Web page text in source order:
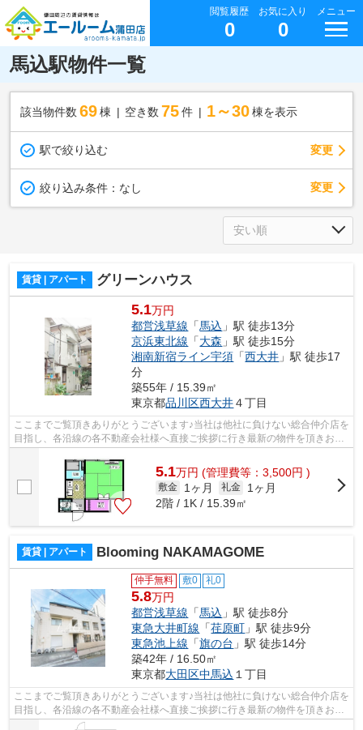
閲覧履歴
0
お気に入り
0
メニュー
馬込駅物件一覧
該当物件数 69棟 空き数 75 件 1～30 棟を表示
駅で絞り込む 変更
絞り込み条件： なし 変更
賃貸 | アパート グリーンハウス
5.1万円
都営浅草線 「馬込 」駅 徒歩13分
京浜東北線 「大森 」駅 徒歩15分
湘南新宿ライン宇須 「西大井 」駅 徒歩17
分
築55年 / 15.39㎡
東京都品川区西大井４丁目
ここまでご覧頂きありがとうございます♪当社は他社に負けない総合仲介店を
目指し、各沿線の各不動産会社様へ直接ご挨拶に行き最新の物件を頂きお客
5.1万円 (管理費等：3,500円 )
敷金 1ヶ月 礼金
1ヶ月
2階 / 1K / 15.39㎡
賃貸 | アパート Blooming NAKAMAGOME
仲手無料 敷0 礼0
5.8万円
都営浅草線 「馬込 」駅 徒歩8分
東急大井町線 「荏原町 」駅 徒歩9分
東急池上線 「旗の台 」駅 徒歩14分
築42年 / 16.50㎡
東京都大田区中馬込 １丁目
ここまでご覧頂きありがとうございます♪当社は他社に負けない総合仲介店を
目指し、各沿線の各不動産会社様へ直接ご挨拶に行き最新の物件を頂きお客
様へ提供しております！最新の情報は...